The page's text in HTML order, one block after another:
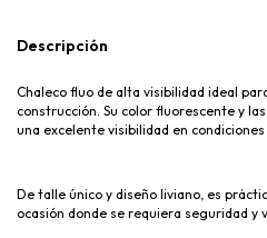
Descripción
Chaleco fluo de alta visibilidad ideal
construcción. Su color fluorescente y
una excelente visibilidad en condiciones
De talle único y diseño liviano, es
ocasión donde se requiera seguridad y